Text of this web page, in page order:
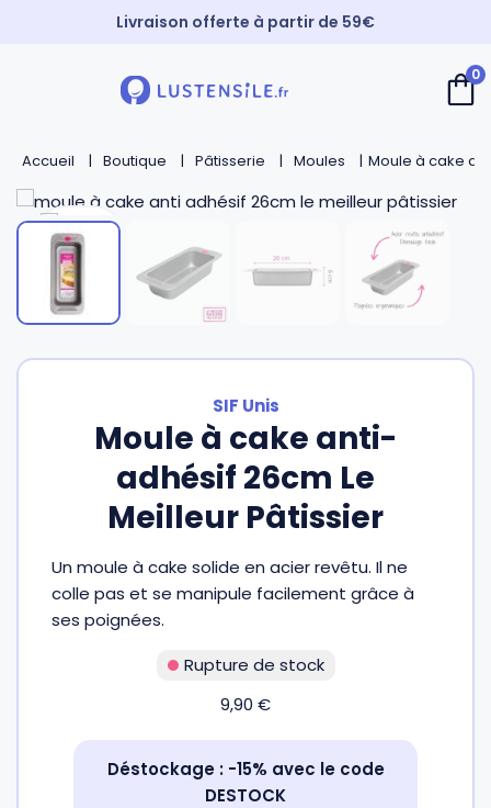
Livraison offerte à partir de 59€
Cuillères
Spatules
Fouets
Fourches et fourchettes
Écumoires
Presse-agrumes
Couteaux de chef
Couteaux d’office
Couteaux Santoku
Couteaux dentés
Couteaux à fromage
Couteaux à huîtres
Couteaux tranchelard
Casseroles
Faitouts et cocottes
Poêles
Plats et plaques
Moules
Manches et poignées
André Verdier
Mirontaine
Roger Orfèvre
Jean Dubost
0
Accueil Boutique Pâtisserie Moules Moule à cake
SIF Unis
Moule à cake anti-
adhésif 26cm Le
Meilleur Pâtissier
Un moule à cake solide en acier revêtu. Il ne
colle pas et se manipule facilement grâce à
ses poignées.
Rupture de stock
9,90 €
Déstockage : -15% avec le code
DESTOCK